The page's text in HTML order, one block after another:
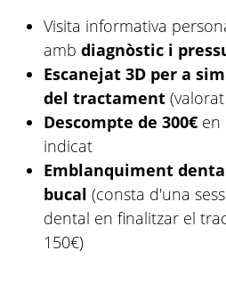
Visita informativa
ambdiagnòstic i
Escanejat 3D per a
del tractament
Descompte de 300€ en
indicat
Emblanquiment
bucal (consta d'una
dental en finalitzar el
150€)